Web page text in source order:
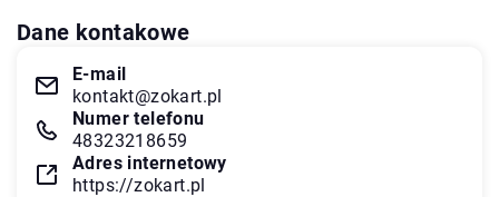
Dane kontakowe
E-mail
kontakt@zokart.pl
Numer telefonu
48323218659
Adres internetowy
https://zokart.pl